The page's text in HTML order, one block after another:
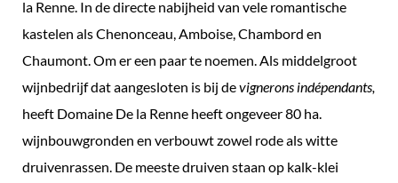
Renne,
Frankrijk
aantal
la Renne. In de directe nabijheid van vele romantische
kastelen als Chenonceau, Amboise, Chambord en
Chaumont. Om er een paar te noemen. Als middelgroot
wijnbedrijf dat aangesloten is bij devignerons indépendants,
heeft Domaine De la Renne heeft ongeveer 80 ha.
wijnbouwgronden en verbouwt zowel rode als witte
druivenrassen. De meeste druiven staan op kalk-klei